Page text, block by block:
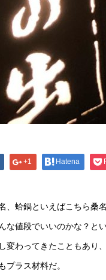
+1 Hatena
、蛤鍋といえばこちら桑
な値段でいいのかな？と
変わってきたこともあり
プラス材料だ。